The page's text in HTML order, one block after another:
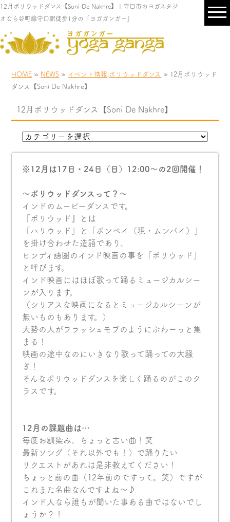
12月ボリウッドダンス【Soni De Nakhre】 | 守口市のヨガスタジ
オなら谷町線守口駅徒歩1分の「ヨガガンガー」
HOME » NEWS » イベント情報 ,ボリウッドダンス
» 12月ボリウッド
ダンス【Soni De Nakhre】
12月ボリウッドダンス【Soni De Nakhre】
※12月は17日・24日（日）12:00〜の2回開催！
〜ボリウッドダンスって？〜
インドのムービーダンスです。
『ボリウッド』とは
「ハリウッド」と「ボンベイ（現・ムンバイ）」
を掛け合わせた造語であり、
ヒンディ語圏のインド映画の事を「ボリウッド」
と呼びます。
インド映画にはほぼ歌って踊るミュージカルシー
ンが入ります。
（シリアスな映画になるとミュージカルシーンが
無いものもあります。）
大勢の人がフラッシュモブのようにぶわーっと集
まる！
映画の途中なのにいきなり歌って踊っての大騒
ぎ！
そんなボリウッドダンスを楽しく踊るのがこのク
ラスです。
12月の課題曲は…
毎度お馴染み、ちょっと古い曲！笑
最新ソング（それ以外でも！）で踊りたい
リクエストがあれは是非教えてください！
ちょっと前の曲（12年前のですって。笑）ですが
これまた名曲なんですよね〜♪
インド人なら誰もが聞いた事ある曲ではないでし
ょうか？！